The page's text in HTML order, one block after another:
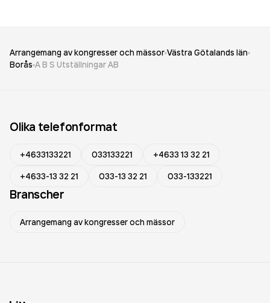
Arrangemang av kongresser och mässor Västra Götalands län
Borås A B S Utställningar AB
Olika telefonformat
+4633133221 033133221
+4633 13 32 21
+4633-13 32 21
033-13 32 21 033-133221
Branscher
Arrangemang av kongresser och mässor